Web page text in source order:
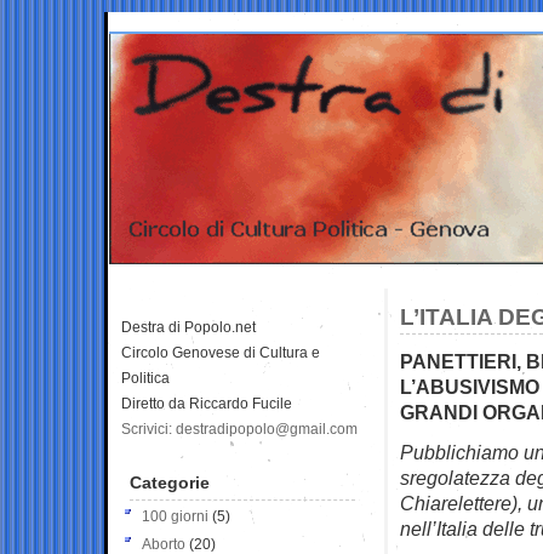
L’ITALIA
PANETTIERI,
GRANDI
Pubblichiamo
sregolatezza
Chiarelettere),
nell’Italia delle
Destra di Popolo.net
Circolo Genovese di Cultura e
Politica
Diretto da Riccardo Fucile
Scrivici: destradipopolo@gmail.com
Categorie
100 giorni (5)
Aborto (20)